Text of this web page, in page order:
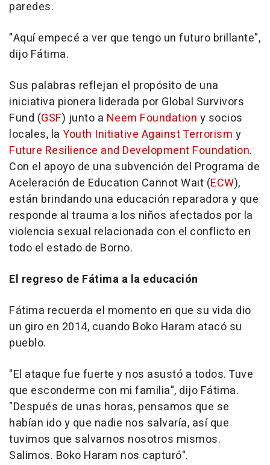
paredes.
"Aquí empecé a ver que tengo un futuro brillante",
dijo Fátima.
Sus palabras reflejan el propósito de una
iniciativa pionera liderada por Global Survivors
Fund (GSF) junto a Neem Foundation y socios
locales, la Youth Initiative Against Terrorism y
Future Resilience and Development Foundation.
Con el apoyo de una subvención del Programa de
Aceleración de Education Cannot Wait (ECW),
están brindando una educación reparadora y que
responde al trauma a los niños afectados por la
violencia sexual relacionada con el conflicto en
todo el estado de Borno.
El regreso de Fátima a la educación
Fátima recuerda el momento en que su vida dio
un giro en 2014, cuando Boko Haram atacó su
pueblo.
"El ataque fue fuerte y nos asustó a todos. Tuve
que esconderme con mi familia", dijo Fátima.
"Después de unas horas, pensamos que se
habían ido y que nadie nos salvaría, así que
tuvimos que salvarnos nosotros mismos.
Salimos. Boko Haram nos capturó".